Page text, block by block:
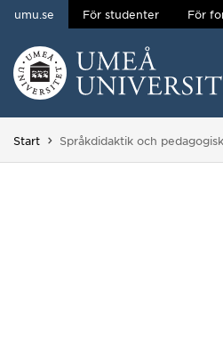
Hoppa direkt till innehållet
umu.se För studenter För
Huvudmenyn dold.
Start Du är här:
Språkdidaktik och